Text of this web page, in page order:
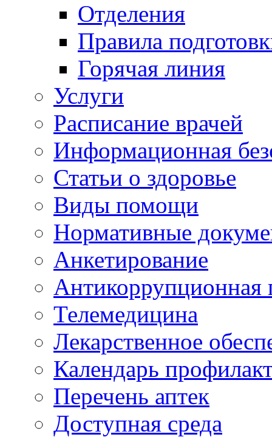
Отделения
Правила
Горячая линия
Услуги
Расписание врачей
Информационная
Статьи о здоровье
Виды помощи
Нормативные
Анкетирование
Антикоррупционная
Телемедицина
Лекарственное
Календарь
Перечень аптек
Доступная среда